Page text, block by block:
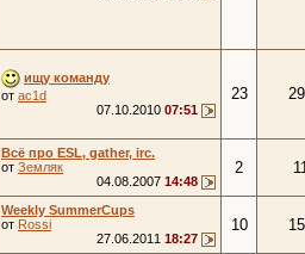
ищу команду
от ac1d
07.10.2010 07:51
23
Всё про ESL, gather, irc.
от Земляк
04.08.2007 14:48
2
Weekly SummerCups
от Rossi
27.06.2011 18:27
10